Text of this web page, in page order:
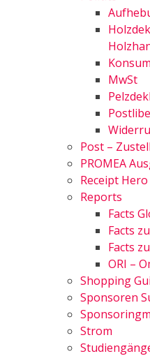
MwSt
Post –
PROMEA
Receipt
Reports
Facts
Facts
Facts
ORI –
Shopping
Sponsoren
Strom